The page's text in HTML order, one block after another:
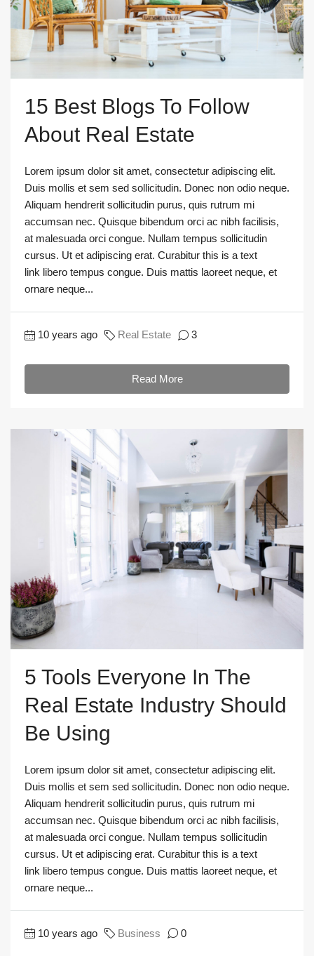
15 Best Blogs To Follow
About Real Estate
Lorem ipsum dolor sit amet, consectetur adipiscing elit.
Duis mollis et sem sed sollicitudin. Donec non odio neque.
Aliquam hendrerit sollicitudin purus, quis rutrum mi
accumsan nec. Quisque bibendum orci ac nibh facilisis,
at malesuada orci congue. Nullam tempus sollicitudin
cursus. Ut et adipiscing erat. Curabitur this is a text
link libero tempus congue. Duis mattis laoreet neque, et
ornare neque...
10 years ago Real Estate 3
Read More
5 Tools Everyone In The
Real Estate Industry Should
Be Using
Lorem ipsum dolor sit amet, consectetur adipiscing elit.
Duis mollis et sem sed sollicitudin. Donec non odio neque.
Aliquam hendrerit sollicitudin purus, quis rutrum mi
accumsan nec. Quisque bibendum orci ac nibh facilisis,
at malesuada orci congue. Nullam tempus sollicitudin
cursus. Ut et adipiscing erat. Curabitur this is a text
link libero tempus congue. Duis mattis laoreet neque, et
ornare neque...
10 years ago Business 0